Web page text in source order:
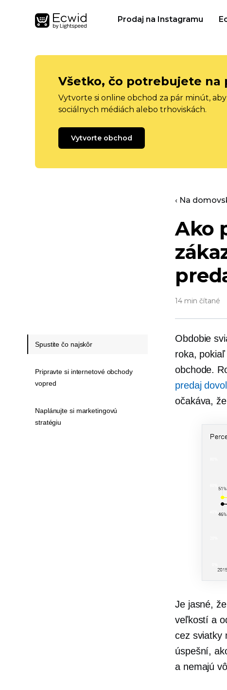
Prodaj na Instagramu
Všetko, čo potrebujete na
Vytvorte si online obchod za pár minút,
sociálnych médiách alebo trhoviskách.
Vytvorte obchod
‹ Na
Ako
14 min čítané
Obdobie
roka,
obchode.
predaj
očakáva,
Je jasné,
veľkostí a
cez sviatky
úspešní,
a nemajú
Spustite čo najskôr
Pripravte si internetové obchody
vopred
Naplánujte si marketingovú
stratégiu